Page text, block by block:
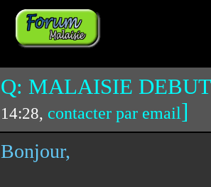
Q: MALAISIE
14:28, contacter par email]
Bonjour,